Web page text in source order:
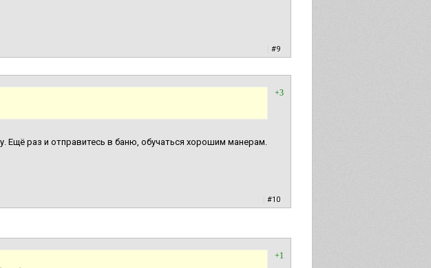
#9
+3
Ещё раз и отправитесь в баню, обучаться хорошим манерам.
#10
+1